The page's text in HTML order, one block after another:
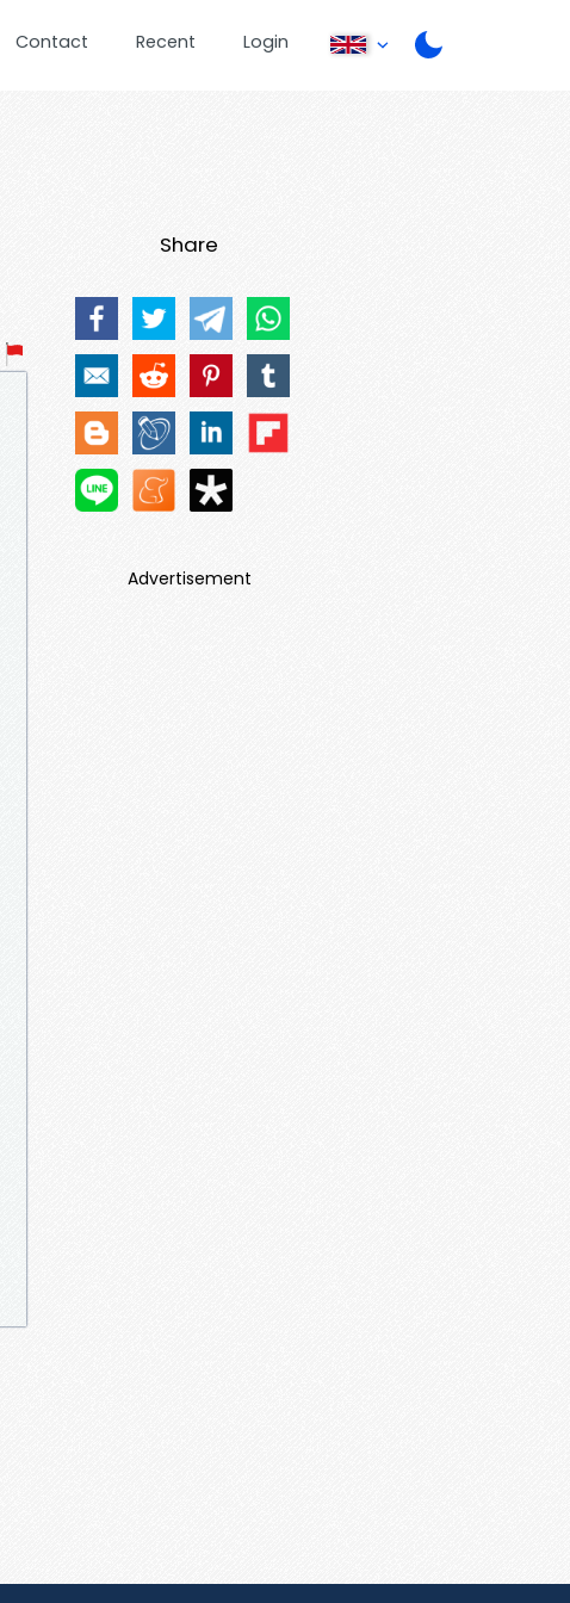
Contact Recent Login
Share
Advertisement